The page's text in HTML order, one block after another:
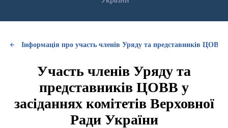
Інформація про участь членів Уряду та представників ЦОВВ
Участь членів Уряду та
представників ЦОВВ у
засіданнях комітетів Верховної
Ради України